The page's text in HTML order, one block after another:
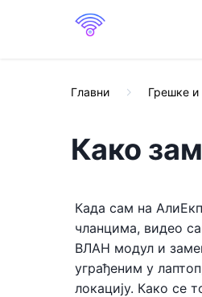
Главни Грешке и
Како
Када сам на
чланцима, видео
ВЛАН модул и
уграђеним у
локацију. Како се